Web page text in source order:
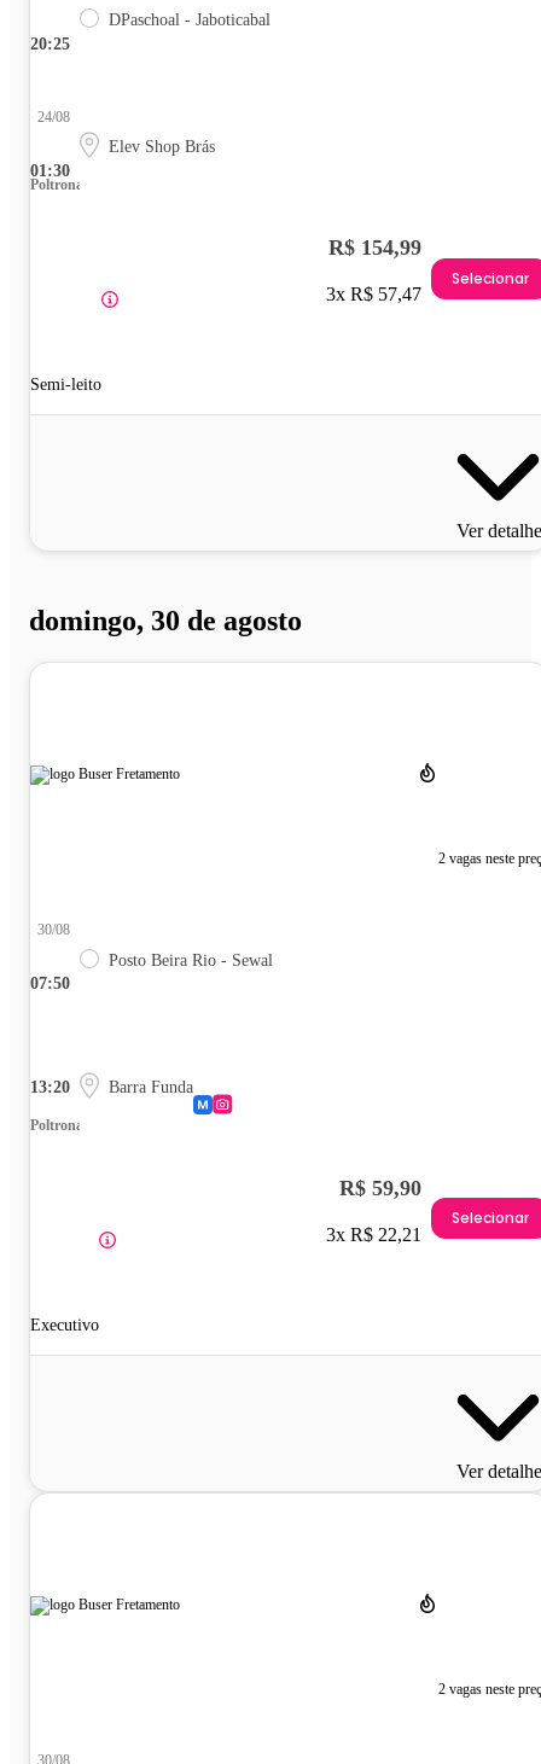
20:25
DPaschoal - Jaboticabal
01:30
24/08
Elev Shop Brás
Poltrona
Semi-leito
R$ 154,99
3x R$ 57,47
Selecionar
Ver
domingo, 30 de agosto
2 vagas neste
07:50
30/08
Posto Beira Rio - Sewal
13:20 Barra Funda
Poltrona
Executivo
R$ 59,90
3x R$ 22,21
Selecionar
Ver
2 vagas neste